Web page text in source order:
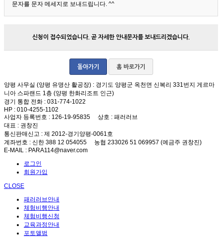
문자를 문자 메세지로 보내드립니다. ^^
신청이 접수되었습니다. 곧 자세한 안내문자를 보내드리겠습니다.
돌아가기 홈 바로가기
양평 사무실 (양평 유명산 활공장) : 경기도 양평군 옥천면 신복리 331번지 게르마
니아 스파랜드 1층 (양평 한화리조트 인근)
경기 통합 전화 : 031-774-1022
HP : 010-4255-1102
사업자 등록번호 : 126-19-95835 상호 : 패러러브
대표 : 권창진
통신판매신고 : 제 2012-경기양평-0061호
계좌번호 : 신한 388 12 054055 농협 233026 51 069957 (예금주 권창진)
E-MAIL : PARA114@naver.com
로그인
회원가입
CLOSE
패러러브안내
체험비행안내
체험비행신청
교육과정안내
포토앨범